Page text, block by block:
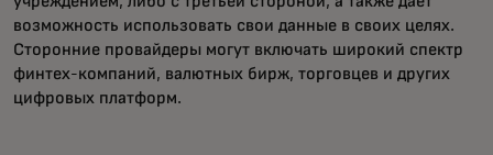
возможность использовать свои данные в своих целях.
Сторонние провайдеры могут включать широкий спектр
финтех-компаний, валютных бирж, торговцев и других
цифровых платформ.